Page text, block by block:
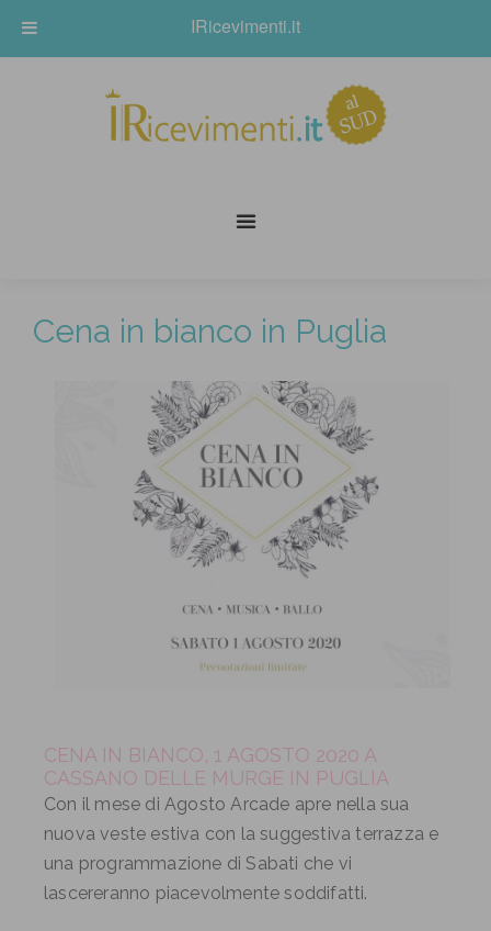
Cena in bianco in Puglia
CENA IN BIANCO, 1 AGOSTO 2020 A
CASSANO DELLE MURGE IN PUGLIA
Con il mese di Agosto Arcade apre nella sua
nuova veste estiva con la suggestiva terrazza e
una programmazione di Sabati che vi
lascereranno piacevolmente soddifatti.
IRicevimenti.it